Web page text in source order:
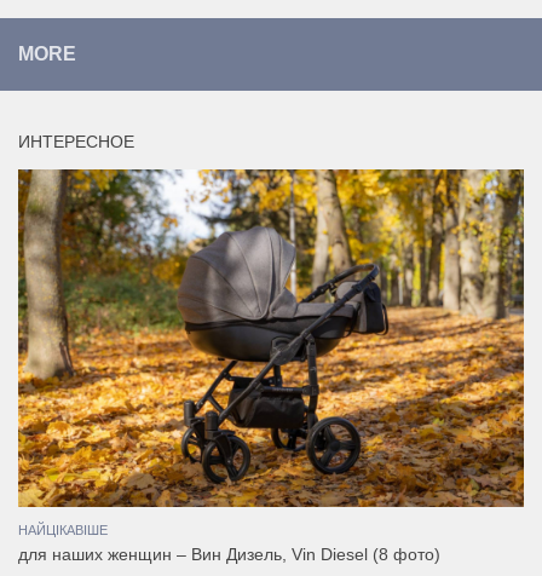
MORE
ИНТЕРЕСНОЕ
НАЙЦІКАВІШЕ
для наших женщин – Вин Дизель, Vin Diesel (8 фото)